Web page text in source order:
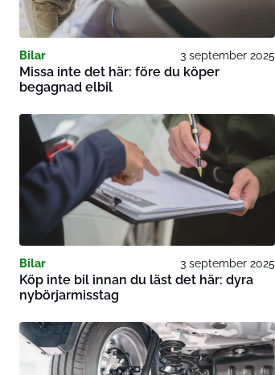
Bilar 3 september 2025
Missa inte det här: före du köper
begagnad elbil
Bilar 3 september 2025
Köp inte bil innan du läst det här: dyra
nybörjarmisstag